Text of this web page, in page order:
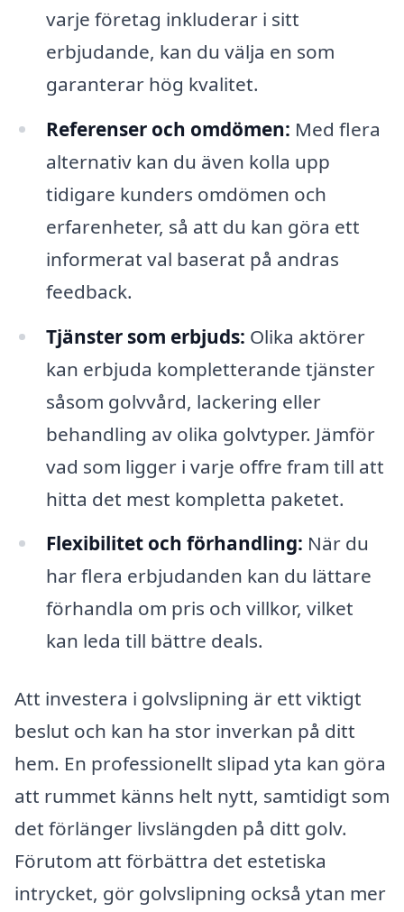
varje företag inkluderar i sitt
erbjudande, kan du välja en som
garanterar hög kvalitet.
Referenser och omdömen: Med flera
alternativ kan du även kolla upp
tidigare kunders omdömen och
erfarenheter, så att du kan göra ett
informerat val baserat på andras
feedback.
Tjänster som erbjuds: Olika aktörer
kan erbjuda kompletterande tjänster
såsom golvvård, lackering eller
behandling av olika golvtyper. Jämför
vad som ligger i varje offre fram till att
hitta det mest kompletta paketet.
Flexibilitet och förhandling: När du
har flera erbjudanden kan du lättare
förhandla om pris och villkor, vilket
kan leda till bättre deals.
Att investera i golvslipning är ett viktigt
beslut och kan ha stor inverkan på ditt
hem. En professionellt slipad yta kan göra
att rummet känns helt nytt, samtidigt som
det förlänger livslängden på ditt golv.
Förutom att förbättra det estetiska
intrycket, gör golvslipning också ytan mer